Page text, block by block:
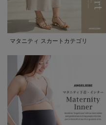
マタニティ スカートカテゴリ